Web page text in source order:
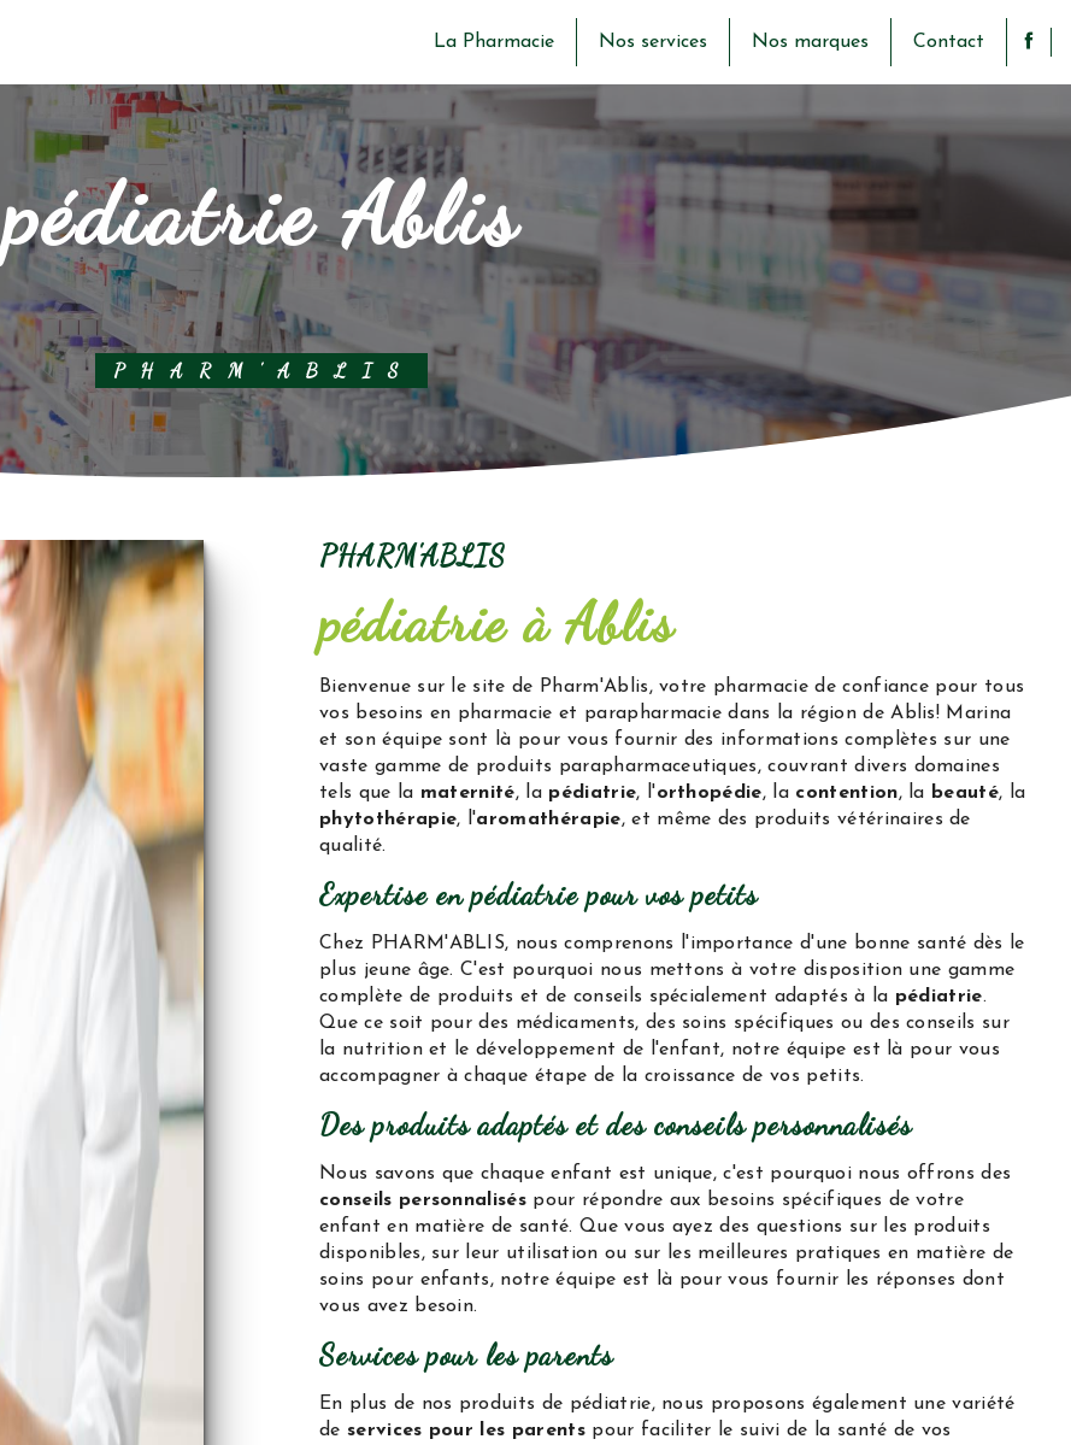
La Pharmacie Nos services Nos marques Contact
pédiatrie Ablis
PHARM'ABLIS
PHARM'ABLIS
pédiatrie à Ablis
Bienvenue sur le site de Pharm'Ablis, votre pharmacie de confiance pour tous
vos besoins en pharmacie et parapharmacie dans la région de Ablis! Marina
et son équipe sont là pour vous fournir des informations complètes sur une
vaste gamme de produits parapharmaceutiques, couvrant divers domaines
tels que la maternité, la pédiatrie, l'orthopédie, la contention, la beauté, la
phytothérapie, l'aromathérapie, et même des produits vétérinaires de
qualité.
Expertise en pédiatrie pour vos petits
Chez PHARM'ABLIS, nous comprenons l'importance d'une bonne santé dès le
plus jeune âge. C'est pourquoi nous mettons à votre disposition une gamme
complète de produits et de conseils spécialement adaptés à la pédiatrie.
Que ce soit pour des médicaments, des soins spécifiques ou des conseils sur
la nutrition et le développement de l'enfant, notre équipe est là pour vous
accompagner à chaque étape de la croissance de vos petits.
Des produits adaptés et des conseils personnalisés
Nous savons que chaque enfant est unique, c'est pourquoi nous offrons des
conseils personnalisés pour répondre aux besoins spécifiques de votre
enfant en matière de santé. Que vous ayez des questions sur les produits
disponibles, sur leur utilisation ou sur les meilleures pratiques en matière de
soins pour enfants, notre équipe est là pour vous fournir les réponses dont
vous avez besoin.
Services pour les parents
En plus de nos produits de pédiatrie, nous proposons également une variété
de services pour les parentspour faciliter le suivi de la santé de vos